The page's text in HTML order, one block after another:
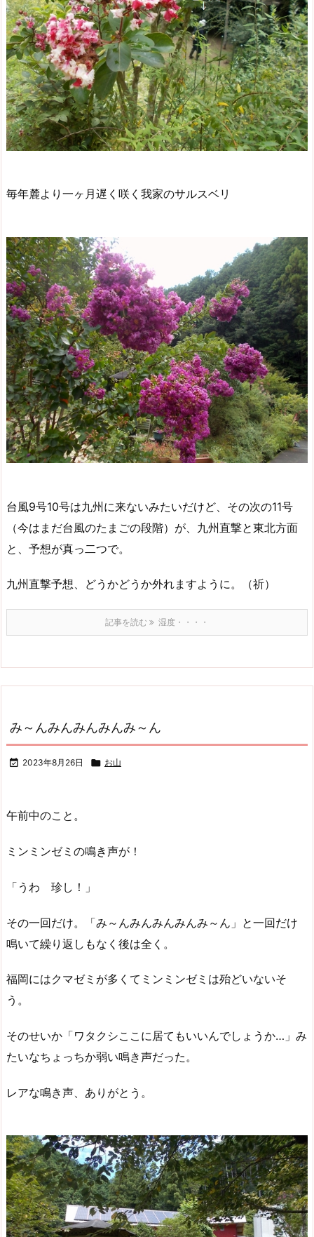
毎年麓より一ヶ月遅く咲く我家のサルスベリ
台風9号10号は九州に来ないみたいだけど、その次の11号
（今はまだ台風のたまごの段階）が、九州直撃と東北方面
と、予想が真っ二つで。
九州直撃予想、どうかどうか外れますように。（祈）
記事を読む 湿度・・・・
み～んみんみんみんみ～ん
 2023年8月26日  お山
午前中のこと。
ミンミンゼミの鳴き声が！
「うわ 珍し！」
その一回だけ。「み～んみんみんみんみ～ん」と一回だけ
鳴いて繰り返しもなく後は全く。
福岡にはクマゼミが多くてミンミンゼミは殆どいないそ
う。
そのせいか「ワタクシここに居てもいいんでしょうか…」み
たいなちょっちか弱い鳴き声だった。
レアな鳴き声、ありがとう。